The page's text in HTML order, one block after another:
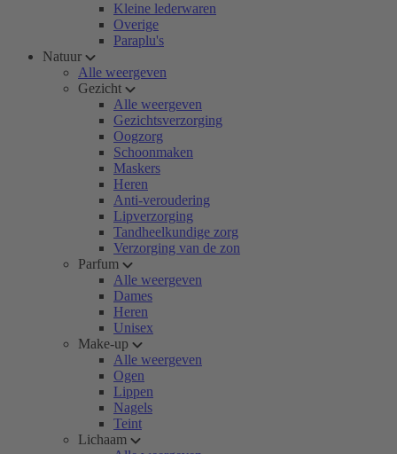
Kleine lederwaren
Overige
Paraplu's
Natuur
Alle weergeven
Gezicht
Alle weergeven
Gezichtsverzorging
Oogzorg
Schoonmaken
Maskers
Heren
Anti-veroudering
Lipverzorging
Tandheelkundige zorg
Verzorging van de zon
Parfum
Alle weergeven
Dames
Heren
Unisex
Make-up
Alle weergeven
Ogen
Lippen
Nagels
Teint
Lichaam